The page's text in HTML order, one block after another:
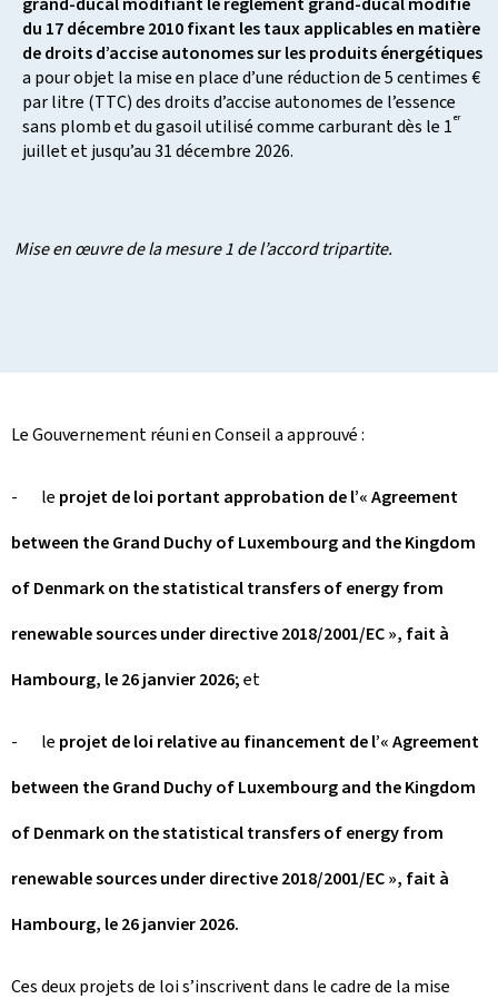
du 17 décembre 2010 fixant les taux applicables en matière
de droits d’accise autonomes sur les produits énergétiques
a pour objet la mise en place d’une réduction de 5 centimes €
par litre (TTC) des droits d’accise autonomes de l’essence
sans plomb et du gasoil utilisé comme carburant dès le 1er
juillet et jusqu’au 31 décembre 2026.
Mise en œuvre de la mesure 1 de l’accord tripartite.
Le Gouvernement réuni en Conseil a approuvé :
- le projet de loi portant approbation de l’« Agreement
between the Grand Duchy of Luxembourg and the Kingdom
of Denmark on the statistical transfers of energy from
renewable sources under directive 2018/2001/EC », fait à
Hambourg, le 26 janvier 2026;et
- le projet de loi relative au financement de l’« Agreement
between the Grand Duchy of Luxembourg and the Kingdom
of Denmark on the statistical transfers of energy from
renewable sources under directive 2018/2001/EC », fait à
Hambourg, le 26 janvier 2026.
Ces deux projets de loi s’inscrivent dans le cadre de la mise